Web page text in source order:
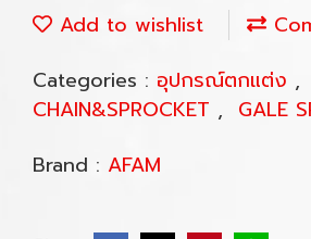
Add to wishlist
Categories : อุปกรณ์ตกแต่ง ,
CHAIN&SPROCKET , GALE
Brand : AFAM